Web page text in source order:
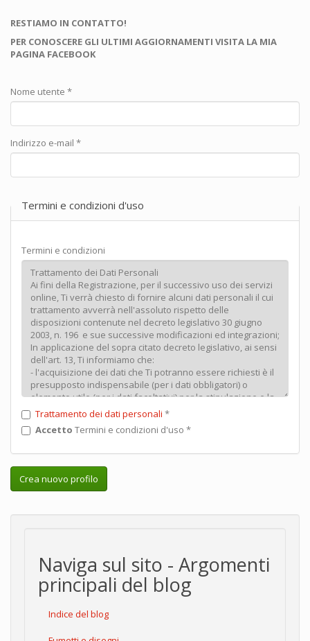
RESTIAMO IN CONTATTO!
PER CONOSCERE GLI ULTIMI AGGIORNAMENTI VISITA LA MIA
PAGINA FACEBOOK
Nome utente *
Indirizzo e-mail *
Termini e condizioni d'uso
Termini e condizioni
Trattamento dei dati personali *
Accetto Termini e condizioni d'uso *
Crea nuovo profilo
Naviga sul sito - Argomenti
principali del blog
Indice del blog